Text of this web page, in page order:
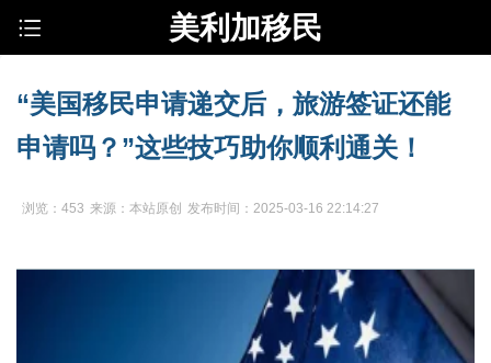
美利加移民
“美国移民申请递交后，旅游签证还能
申请吗？”这些技巧助你顺利通关！
浏览：453 来源：本站原创 发布时间：2025-03-16 22:14:27